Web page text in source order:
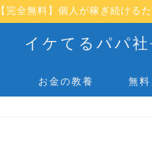
【完全無料】個人が稼ぎ続ける
イケてるパパ
お金の教養 無